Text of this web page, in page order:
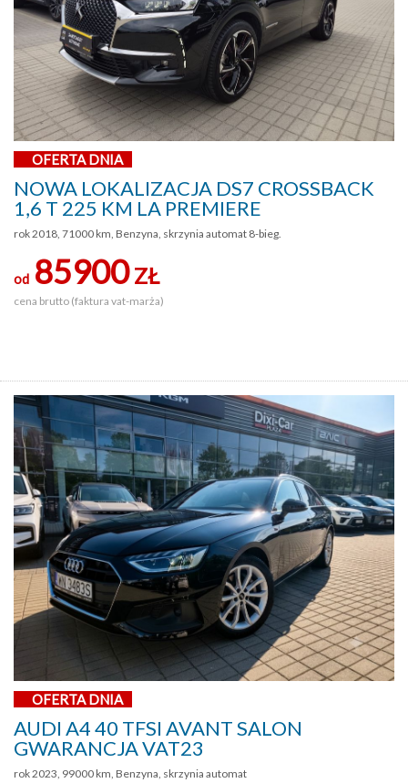
OFERTA DNIA
NOWA LOKALIZACJA DS7 CROSSBACK
1,6 T 225 KM LA PREMIERE
rok 2018, 71000 km, Benzyna, skrzynia automat 8-bieg.
od 85900ZŁ
cena brutto (faktura vat-marża)
OFERTA DNIA
AUDI A4 40 TFSI AVANT SALON
GWARANCJA VAT23
rok 2023, 99000 km, Benzyna, skrzynia automat